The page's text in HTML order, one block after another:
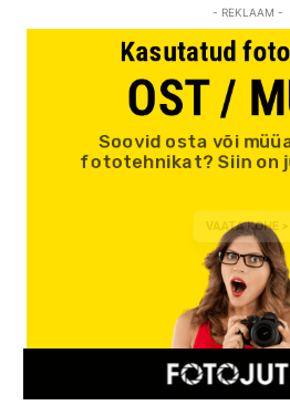
- REKLAAM -